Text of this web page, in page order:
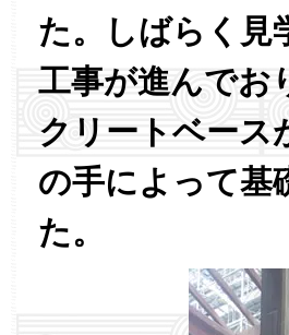
た。しばらく見
工事が進んでお
クリートベース
の手によって基
た。